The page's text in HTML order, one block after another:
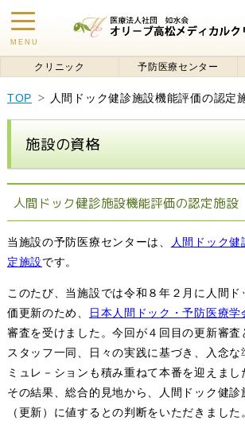
toggle
navigation
MENU
クリニック 予防医療センター
TOP 人間ドック健診施設機能評価の認定
施設の資格
人間ドック健診施設機能評価の認定施設
当施設の予防医療センターは、
人間ドック
定施設です。
このたび、当施設では令和８年２月に人間
価更新のため、
日本人間ドック・予防医療学
審査を受けました。今回が４回目の更新審査
スタッフ一同、日々の実践に基づき、入念
ミュレ－ションも積み重ねて本番を迎えまし
その結果、総合的見地から、人間ドック健診
（更新）に値するとの判断をいただきました